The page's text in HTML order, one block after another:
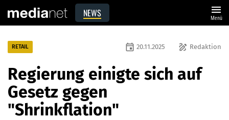
NEWS menu
Menü
RETAIL draw Redaktion
event 20.11.2025
Regierung einigte sich auf
Gesetz gegen
"Shrinkflation"